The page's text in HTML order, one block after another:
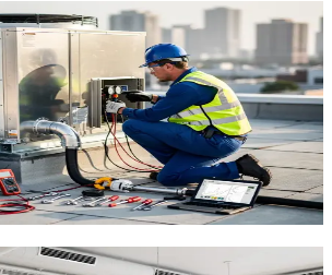
— hele huset
(fra 49.997 kr inkl.
hele huset via et kanalsystem.
hvor kanalerne kan integreres i
95% varmegenvinding, automatisk
Villavent (nu Systemair) og
i eksisterende ældre anlæg.
70 60 30 04